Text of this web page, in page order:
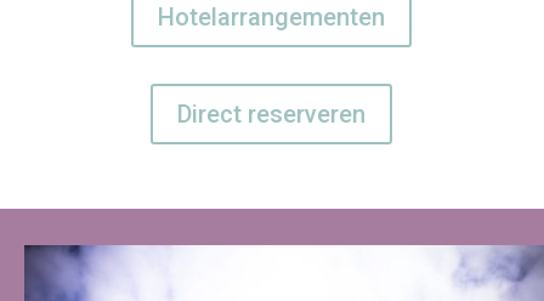
Hotelarrangementen
Direct reserveren